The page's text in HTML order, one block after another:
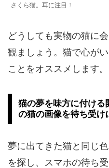
さくら猫。耳に注目！
どうしても実物の猫に
観ましょう。猫で心が
ことをオススメします。
猫の夢を味方に付ける
の猫の画像を待ち受け
夢に出てきた猫と同じ
を探し、スマホの待ち